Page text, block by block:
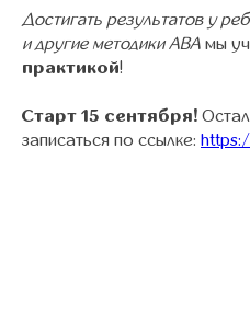
Достигать результатов у
и другие методики АВА мы
практикой!
Старт 15 сентября!
записаться по ссылке: